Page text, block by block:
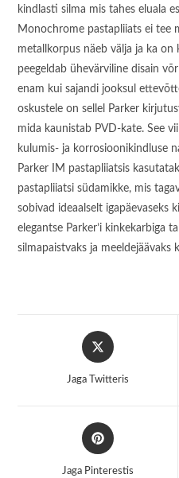
kindlasti silma mis tahes eluala
Monochrome pastapliiats ei tee
metallkorpus näeb välja ja ka on
peegeldab ühevärviline disain
enam kui sajandi jooksul
oskustele on sellel Parker
mida kaunistab PVD-kate. See
kulumis- ja korrosioonikindluse
Parker IM pastapliiatsis
pastapliiatsi südamikke, mis
sobivad ideaalselt igapäevaseks
elegantse Parker’i kinkekarbiga
silmapaistvaks ja meeldejäävaks
Opens
in
Jaga Twitteris
Opens
in
Jaga Pinterestis